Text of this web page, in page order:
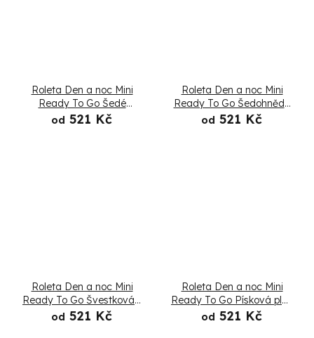
Roleta Den a noc Mini
Ready To Go Šedé
marengo - Složená
od 521 Kč
Roleta Den a noc Mini
Ready To Go Šedohnědá
- Složená
od 521 Kč
Roleta Den a noc Mini
Ready To Go Švestková -
Složená
od 521 Kč
Roleta Den a noc Mini
Ready To Go Písková pláž
- Složená
od 521 Kč